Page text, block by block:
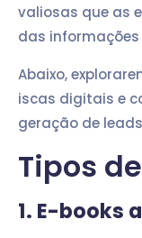
valiosas que as
das
Abaixo,
iscas digitais e
geração de
Tipos
1. E-books